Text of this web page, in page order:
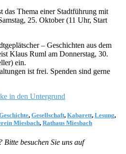
das Thema einer Stadtführung mit
25. Oktober (11 Uhr, Start
– Geschichten aus dem
Klaus Ruml am Donnerstag, 30.
ein.
ist frei. Spenden sind gerne
in den Untergrund
, Gesellschaft, Kabarett, Lesung,
Miesbach, Rathaus Miesbach
besuchen Sie uns auf